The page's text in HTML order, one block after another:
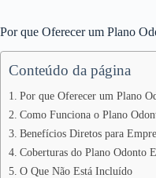
Por que Oferecer um Plano
Conteúdo da página
Por que Oferecer um Plano
Como Funciona o Plano
Benefícios Diretos para
Coberturas do Plano Odonto
O Que Não Está Incluído